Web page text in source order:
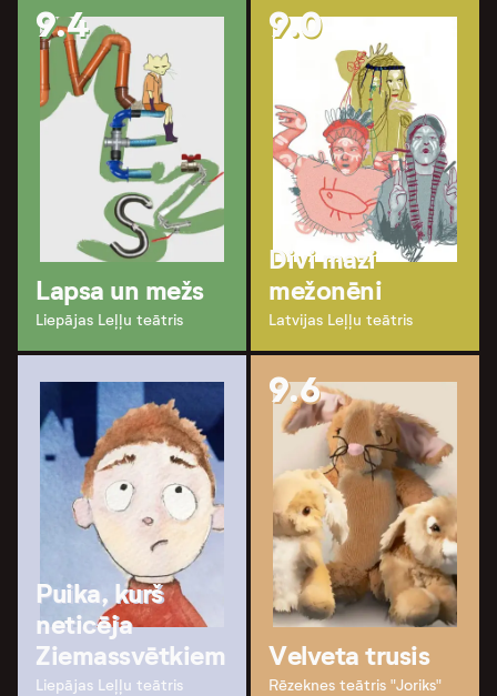
9.4
Lapsa un mežs
Liepājas Leļļu teātris
9.0
Divi mazi
mežonēni
Latvijas Leļļu teātris
Puika, kurš
neticēja
Ziemassvētkiem
Liepājas Leļļu teātris
9.6
Velveta trusis
Rēzeknes teātris "Joriks"